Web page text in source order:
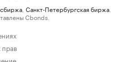
Санкт-Петербургская биржа
Cbonds.